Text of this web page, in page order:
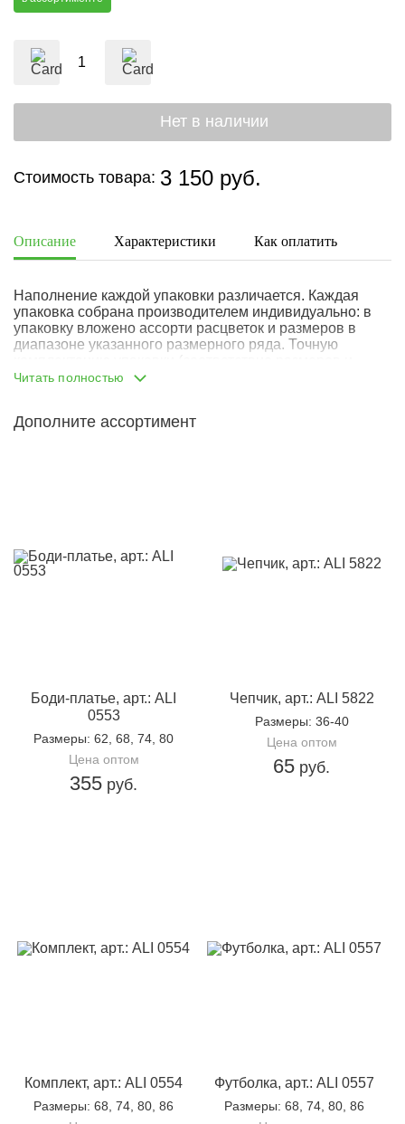
Стоимость товара: 3 150 руб.
Описание Характеристики Как оплатить
Наполнение каждой упаковки различается. Каждая
упаковка собрана производителем индивидуально: в
упаковку вложено ассорти расцветок и размеров в
диапазоне указанного размерного ряда. Точную
расцветок) указать не представляется возможным.
Читать полностью
Дополните ассортимент
Боди-платье, арт.: ALI
0553
Размеры: 62, 68, 74, 80
Цена оптом
355 руб.
Чепчик, арт.: ALI 5822
Размеры: 36-40
Цена оптом
65 руб.
Комплект, арт.: ALI 0554
Размеры: 68, 74, 80, 86
Футболка, арт.: ALI 0557
Размеры: 68, 74, 80, 86